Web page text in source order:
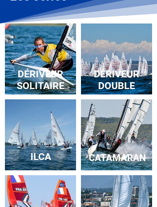
DÉRIVEUR
DOUBLE
DÉRIVEUR
SOLITAIRE
ILCA CATAMARAN